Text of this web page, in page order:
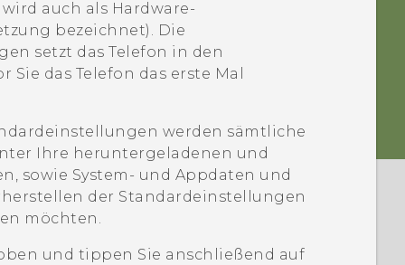
auch als Hardware-
bezeichnet). Die
setzt das Telefon in den
das Telefon das erste Mal
werden sämtliche
Ihre heruntergeladenen und
sowie System- und Appdaten und
der Standardeinstellungen
möchten.
und tippen Sie anschließend auf